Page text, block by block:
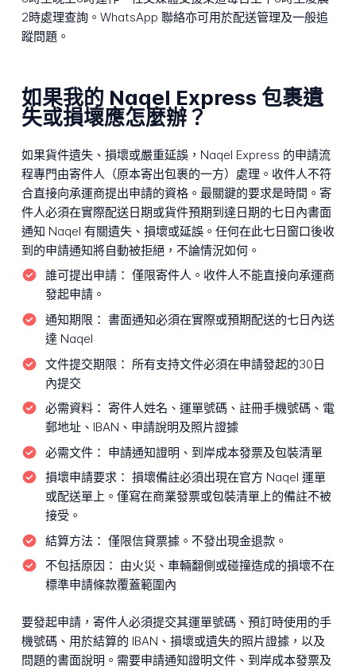
2時處理查詢。WhatsApp 聯絡亦可用於配送管理及一般追
蹤問題。
如果我的 Naqel Express 包裹遺
失或損壞應怎麼辦？
如果貨件遺失、損壞或嚴重延誤，Naqel Express 的申請流
程專門由寄件人（原本寄出包裹的一方）處理。收件人不符
合直接向承運商提出申請的資格。最關鍵的要求是時間。寄
件人必須在實際配送日期或貨件預期到達日期的七日內書面
通知 Naqel 有關遺失、損壞或延誤。任何在此七日窗口後收
到的申請通知將自動被拒絕，不論情況如何。
誰可提出申請： 僅限寄件人。收件人不能直接向承運商
發起申請。
通知期限： 書面通知必須在實際或預期配送的七日內送
達 Naqel
文件提交期限： 所有支持文件必須在申請發起的30日
內提交
必需資料： 寄件人姓名、運單號碼、註冊手機號碼、電
郵地址、IBAN、申請說明及照片證據
必需文件： 申請通知證明、到岸成本發票及包裝清單
損壞申請要求： 損壞備註必須出現在官方 Naqel 運單
或配送單上。僅寫在商業發票或包裝清單上的備註不被
接受。
結算方法： 僅限信貸票據。不發出現金退款。
不包括原因： 由火災、車輛翻側或碰撞造成的損壞不在
標準申請條款覆蓋範圍內
要發起申請，寄件人必須提交其運單號碼、預訂時使用的手
機號碼、用於結算的 IBAN、損壞或遺失的照片證據，以及
問題的書面說明。需要申請通知證明文件、到岸成本發票及